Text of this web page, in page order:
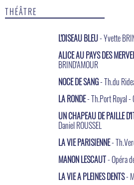
THÉÂTRE
L'OISEAU BLEU- Yvette
ALICE AU PAYS DES
BRIND'AMOUR
NOCE DE SANG- Th.du
LA RONDE- Th.Port Royal -
UN CHAPEAU DE PAILLE
Daniel ROUSSEL
LA VIE PARISIENNE-
MANON LESCAUT- Opéra
LA VIE A PLEINES DENTS-